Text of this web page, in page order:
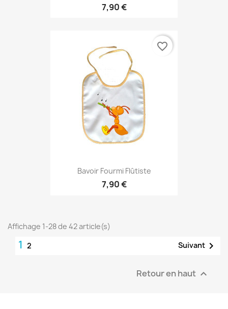
7,90 €
Bavoir Fourmi Flûtiste
7,90 €
favorite_border
Affichage 1-28 de 42 article(s)
1 2 Suivant 
Retour en haut 